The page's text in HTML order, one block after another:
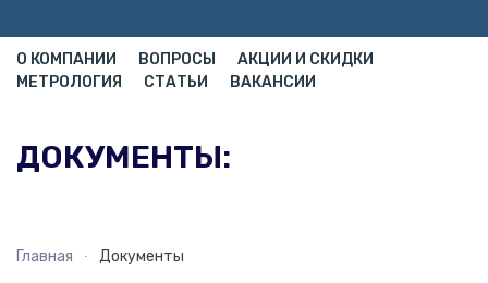
О КОМПАНИИ ВОПРОСЫ
АКЦИИ И СКИДКИ
МЕТРОЛОГИЯ
СТАТЬИ ВАКАНСИИ
ДОКУМЕНТЫ:
Главная Документы